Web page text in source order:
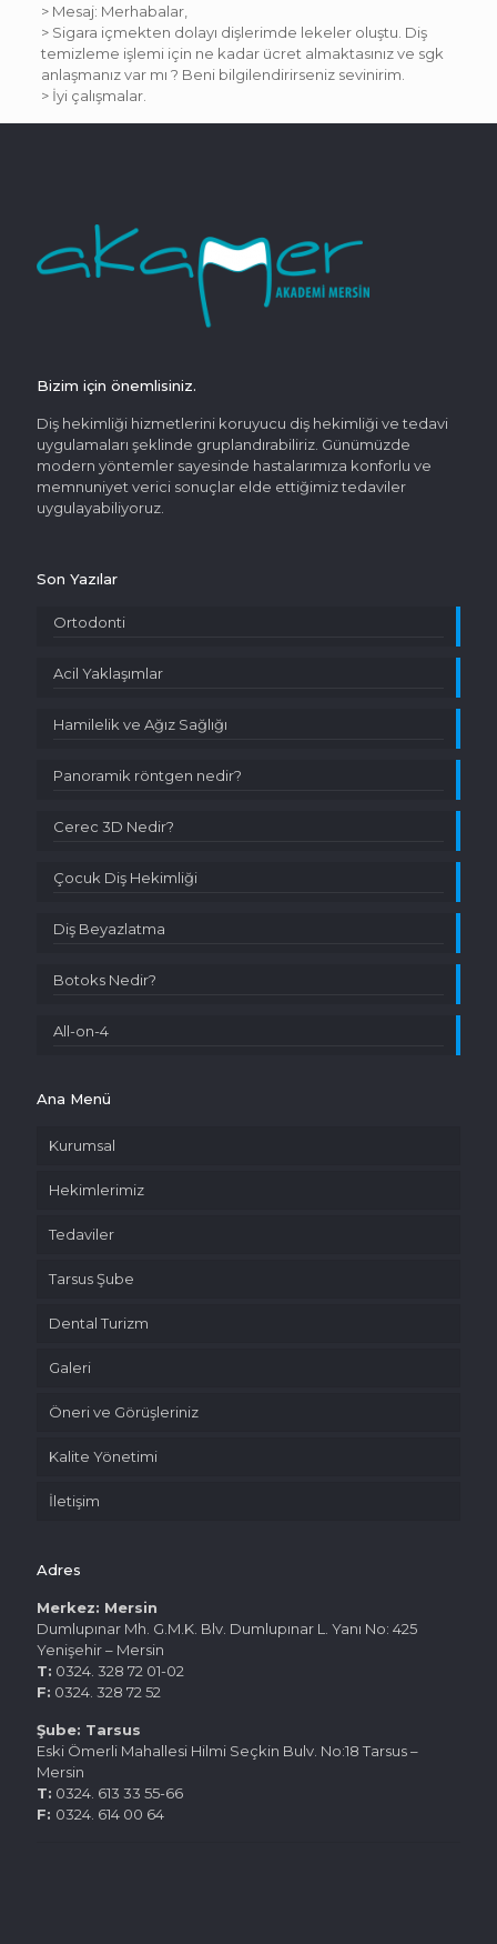
> Mesaj: Merhabalar,
> Sigara içmekten dolayı dişlerimde lekeler oluştu. Diş
temizleme işlemi için ne kadar ücret almaktasınız ve sgk
anlaşmanız var mı ? Beni bilgilendirirseniz sevinirim.
> İyi çalışmalar.
Bizim için önemlisiniz.
Diş hekimliği hizmetlerini koruyucu diş hekimliği ve tedavi
uygulamaları şeklinde gruplandırabiliriz. Günümüzde
modern yöntemler sayesinde hastalarımıza konforlu ve
memnuniyet verici sonuçlar elde ettiğimiz tedaviler
uygulayabiliyoruz.
Son Yazılar
Ortodonti
Acil Yaklaşımlar
Hamilelik ve Ağız Sağlığı
Panoramik röntgen nedir?
Cerec 3D Nedir?
Çocuk Diş Hekimliği
Diş Beyazlatma
Botoks Nedir?
All-on-4
Ana Menü
Kurumsal
Hekimlerimiz
Tedaviler
Tarsus Şube
Dental Turizm
Galeri
Öneri ve Görüşleriniz
Kalite Yönetimi
İletişim
Adres
Merkez: Mersin
Dumlupınar Mh. G.M.K. Blv. Dumlupınar L. Yanı No: 425
Yenişehir – Mersin
T: 0324. 328 72 01-02
F: 0324. 328 72 52
Şube: Tarsus
Eski Ömerli Mahallesi Hilmi Seçkin Bulv. No:18 Tarsus –
Mersin
T: 0324. 613 33 55-66
F: 0324. 614 00 64